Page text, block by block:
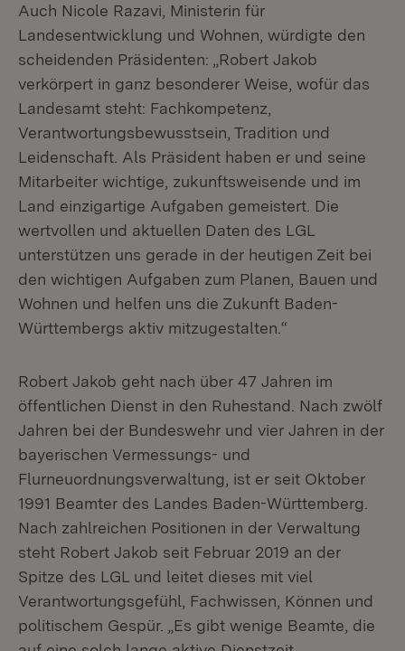
Auch Nicole Razavi, Ministerin für
Landesentwicklung und Wohnen, würdigte den
scheidenden Präsidenten: „Robert Jakob
verkörpert in ganz besonderer Weise, wofür das
Landesamt steht: Fachkompetenz,
Verantwortungsbewusstsein, Tradition und
Leidenschaft. Als Präsident haben er und seine
Mitarbeiter wichtige, zukunftsweisende und im
Land einzigartige Aufgaben gemeistert. Die
wertvollen und aktuellen Daten des LGL
unterstützen uns gerade in der heutigen Zeit bei
den wichtigen Aufgaben zum Planen, Bauen und
Wohnen und helfen uns die Zukunft Baden-
Württembergs aktiv mitzugestalten.“
Robert Jakob geht nach über 47 Jahren im
öffentlichen Dienst in den Ruhestand. Nach zwölf
Jahren bei der Bundeswehr und vier Jahren in der
bayerischen Vermessungs- und
Flurneuordnungsverwaltung, ist er seit Oktober
1991 Beamter des Landes Baden-Württemberg.
Nach zahlreichen Positionen in der Verwaltung
steht Robert Jakob seit Februar 2019 an der
Spitze des LGL und leitet dieses mit viel
Verantwortungsgefühl, Fachwissen, Können und
politischem Gespür. „Es gibt wenige Beamte, die